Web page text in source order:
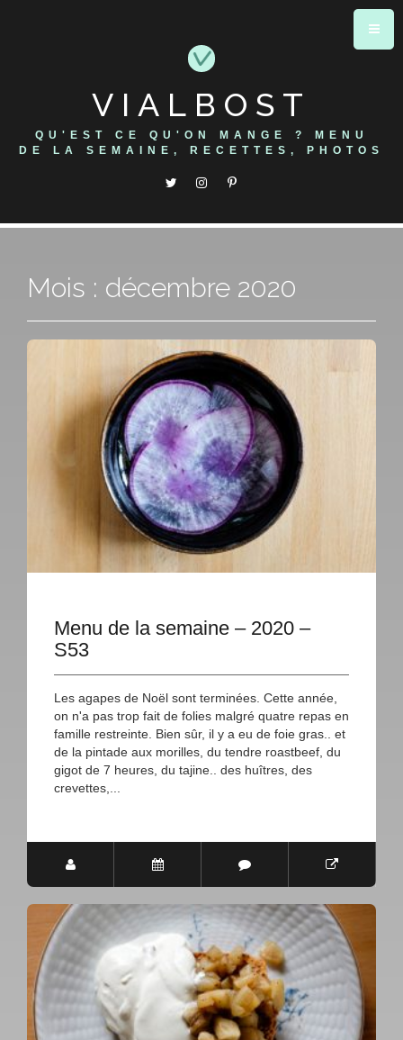
VIALBOST
QU'EST CE QU'ON MANGE ? MENU
DE LA SEMAINE, RECETTES, PHOTOS
Mois : décembre 2020
Menu de la semaine – 2020 –
S53
Les agapes de Noël sont terminées. Cette année,
on n'a pas trop fait de folies malgré quatre repas en
famille restreinte. Bien sûr, il y a eu de foie gras.. et
de la pintade aux morilles, du tendre roastbeef, du
gigot de 7 heures, du tajine.. des huîtres, des
crevettes,...